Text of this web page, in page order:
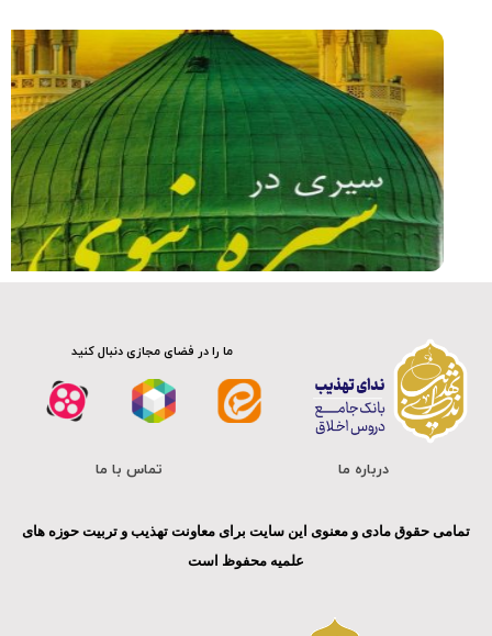
فیلم کامل
ما را در فضای مجازی دنبال کنید
درباره ما تماس با ما
تمامی حقوق مادی و معنوی این سایت برای معاونت تهذیب و تربیت حوزه های
علمیه محفوظ است